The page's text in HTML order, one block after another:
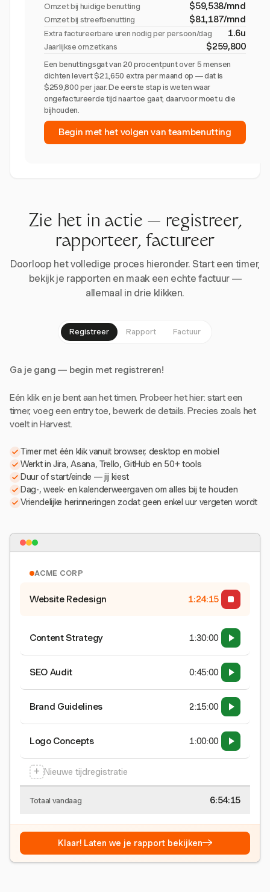
Omzet bij huidige benutting $59,538/mnd
Omzet bij streefbenutting $81,187/mnd
Extra factureerbare uren nodig per persoon/dag 1.6u
Jaarlijkse omzetkans $259,800
Een benuttingsgat van 20 procentpunt over 5 mensen
dichten levert $21,650 extra per maand op — dat is
$259,800 per jaar. De eerste stap is weten waar
ongefactureerde tijd naartoe gaat; daarvoor moet u die
bijhouden.
Begin met het volgen van teambenutting
Zie het in actie — registreer,
rapporteer, factureer
Doorloop het volledige proces hieronder. Start een timer,
bekijk je rapporten en maak een echte factuur —
allemaal in drie klikken.
Registreer Rapport Factuur
Ga je gang — begin met registreren!
Eén klik en je bent aan het timen. Probeer het hier: start een
timer, voeg een entry toe, bewerk de details. Precies zoals het
voelt in Harvest.
Timer met één klik vanuit browser, desktop en mobiel
Werkt in Jira, Asana, Trello, GitHub en 50+ tools
Duur of start/einde — jij kiest
Dag-, week- en kalenderweergaven om alles bij te houden
Vriendelijke herinneringen zodat geen enkel uur vergeten wordt
ACME CORP
Website Redesign 1:24:15
Content Strategy 1:30:00
SEO Audit 0:45:00
Brand Guidelines 2:15:00
Logo Concepts 1:00:00
+ Nieuwe tijdregistratie
Totaal vandaag 6:54:15
Klaar! Laten we je rapport bekijken→